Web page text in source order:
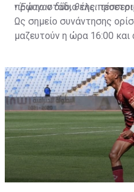
πρώτο στάδιο της
•Έφυγαν δύο, θέλει
Ως σημείο συνάντησης
μαζευτούν η ώρα 16:00
της ομάδας.